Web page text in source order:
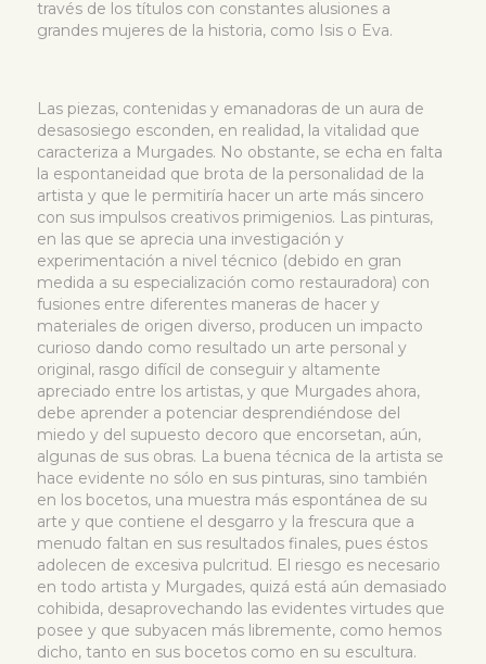
través de los títulos con constantes alusiones a
grandes mujeres de la historia, como Isis o Eva.
Las piezas, contenidas y emanadoras de un aura de
desasosiego esconden, en realidad, la vitalidad que
caracteriza a Murgades. No obstante, se echa en falta
la espontaneidad que brota de la personalidad de la
artista y que le permitiría hacer un arte más sincero
con sus impulsos creativos primigenios. Las pinturas,
en las que se aprecia una investigación y
experimentación a nivel técnico (debido en gran
medida a su especialización como restauradora) con
fusiones entre diferentes maneras de hacer y
materiales de origen diverso, producen un impacto
curioso dando como resultado un arte personal y
original, rasgo difícil de conseguir y altamente
apreciado entre los artistas, y que Murgades ahora,
debe aprender a potenciar desprendiéndose del
miedo y del supuesto decoro que encorsetan, aún,
algunas de sus obras. La buena técnica de la artista se
hace evidente no sólo en sus pinturas, sino también
en los bocetos, una muestra más espontánea de su
arte y que contiene el desgarro y la frescura que a
menudo faltan en sus resultados finales, pues éstos
adolecen de excesiva pulcritud. El riesgo es necesario
en todo artista y Murgades, quizá está aún demasiado
cohibida, desaprovechando las evidentes virtudes que
posee y que subyacen más libremente, como hemos
dicho, tanto en sus bocetos como en su escultura.